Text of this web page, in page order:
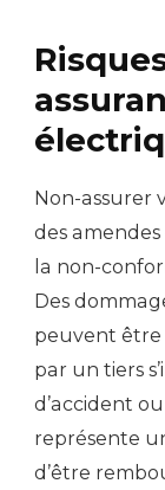
Non-
des
la non-
Des
peuvent être
par un tiers
d’accident
représente
d’être